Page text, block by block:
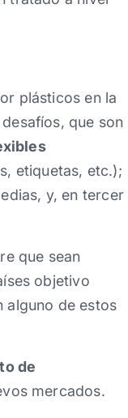
plásticos en la
que son
etiquetas, etc.);
y, en tercer
que sean
objetivo
alguno de estos
de
mercados.